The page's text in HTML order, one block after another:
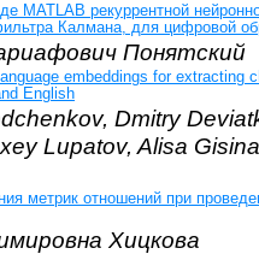
MATLAB рекуррентной
Калмана, для цифровой
Понятский
embeddings for extracting
English
Dmitry
Lupatov, Alisa
метрик отношений при
Хицкова